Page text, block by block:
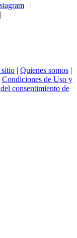
|
sitio | Quienes somos |
Condiciones de Uso y
consentimiento de